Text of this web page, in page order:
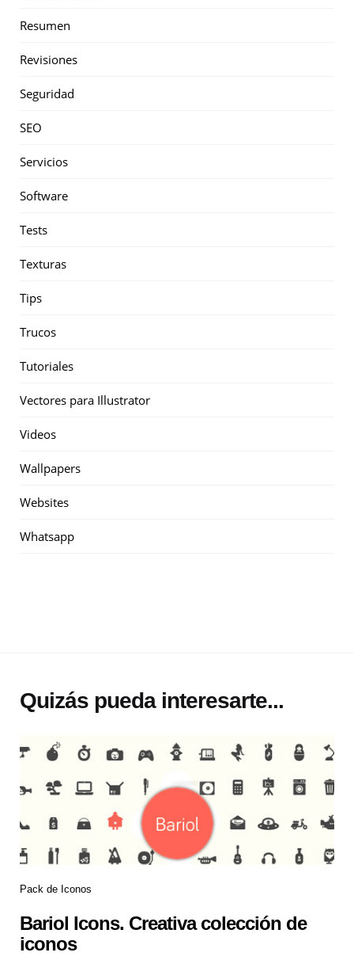
Resumen
Revisiones
Seguridad
SEO
Servicios
Software
Tests
Texturas
Tips
Trucos
Tutoriales
Vectores para Illustrator
Videos
Wallpapers
Websites
Whatsapp
Quizás pueda interesarte...
Pack de Iconos
Bariol Icons. Creativa colección de
iconos